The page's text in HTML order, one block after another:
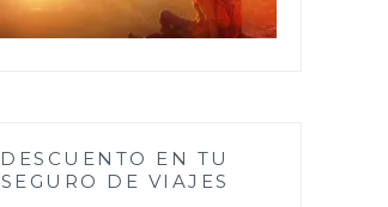
DESCUENTO EN TU
SEGURO DE VIAJES